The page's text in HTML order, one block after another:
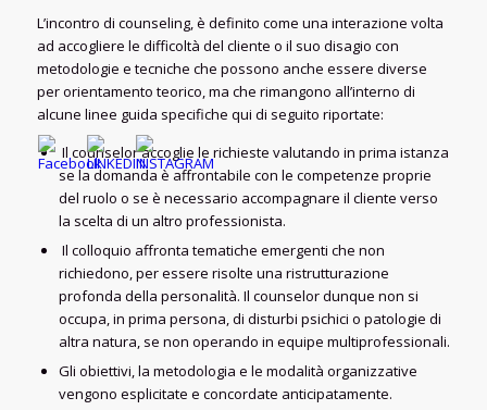
L’incontro di counseling, è definito come una interazione volta
ad accogliere le difficoltà del cliente o il suo disagio con
metodologie e tecniche che possono anche essere diverse
per orientamento teorico, ma che rimangono all’interno di
alcune linee guida specifiche qui di seguito riportate:
Il counselor accoglie le richieste valutando in prima istanza
se la domanda è affrontabile con le competenze proprie
del ruolo o se è necessario accompagnare il cliente verso
la scelta di un altro professionista.
Il colloquio affronta tematiche emergenti che non
richiedono, per essere risolte una ristrutturazione
profonda della personalità. Il counselor dunque non si
occupa, in prima persona, di disturbi psichici o patologie di
altra natura, se non operando in equipe multiprofessionali.
Gli obiettivi, la metodologia e le modalità organizzative
vengono esplicitate e concordate anticipatamente.